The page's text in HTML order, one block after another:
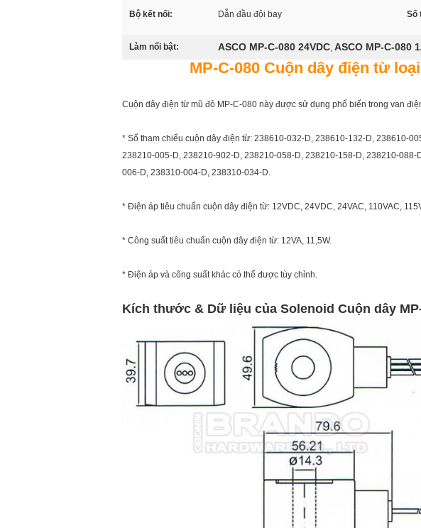
Bộ kết nối: Dẫn đầu đội bay Số
Làm nổi bật: ASCO MP-C-080 24VDC, ASCO MP-C-080
MP-C-080 Cuộn dây điện từ
Cuộn dây điện từ mũ đỏ MP-C-080 này được sử dụng phổ biến trong van
* Số tham chiếu cuộn dây điện từ: 238610-032-D, 238610-132-D, 238610-
238210-005-D, 238210-902-D, 238210-058-D, 238210-158-D, 238210-
006-D, 238310-004-D, 238310-034-D.
* Điện áp tiêu chuẩn cuộn dây điện từ: 12VDC, 24VDC, 24VAC, 110VAC,
* Công suất tiêu chuẩn cuộn dây điện từ: 12VA, 11,5W.
* Điện áp và công suất khác có thể được tùy chỉnh.
Kích thước & Dữ liệu của Solenoid Cuộn dây